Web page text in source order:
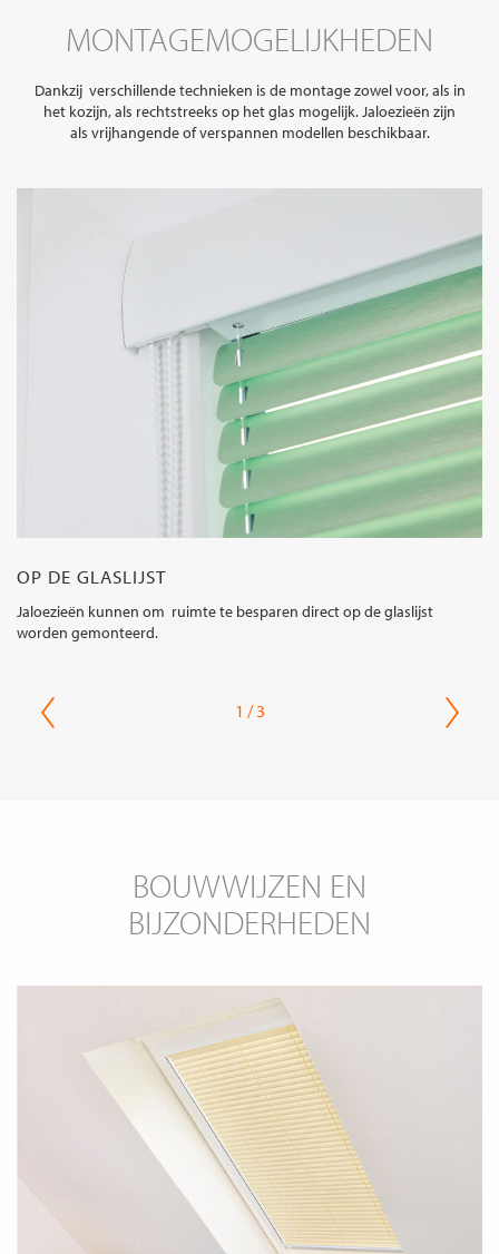
MONTAGEMOGELIJKHEDEN
Dankzij verschillende technieken is de montage zowel voor, als in
het kozijn, als rechtstreeks op het glas mogelijk. Jaloezieën zijn
als vrijhangende of verspannen modellen beschikbaar.
1 / 3
OP DE GLASLIJST
Jaloezieën kunnen om ruimte te besparen direct op de glaslijst
worden gemonteerd.
BOUWWIJZEN EN
BIJZONDERHEDEN